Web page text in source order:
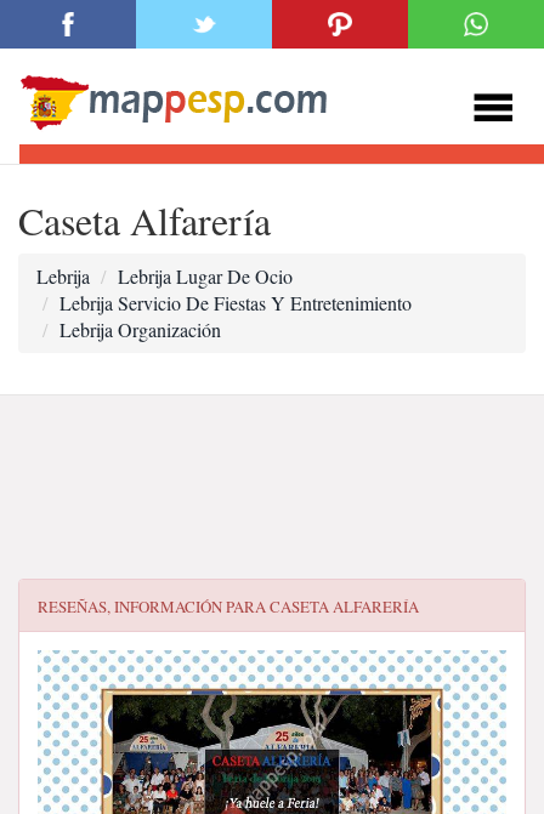
Caseta Alfarería
Lebrija
Lebrija Lugar De Ocio
Lebrija Servicio De Fiestas Y Entretenimiento
Lebrija Organización
RESEÑAS, INFORMACIÓN PARACASETA ALFARERÍA